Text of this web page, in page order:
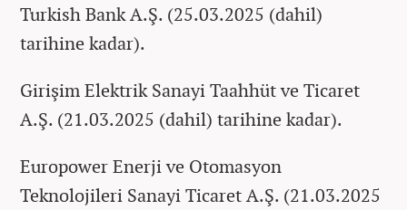
Turkish Bank A.Ş. (25.03.2025 (dahil)
tarihine kadar).
Girişim Elektrik Sanayi Taahhüt ve Ticaret
A.Ş. (21.03.2025 (dahil) tarihine kadar).
Europower Enerji ve Otomasyon
Teknolojileri Sanayi Ticaret A.Ş. (21.03.2025